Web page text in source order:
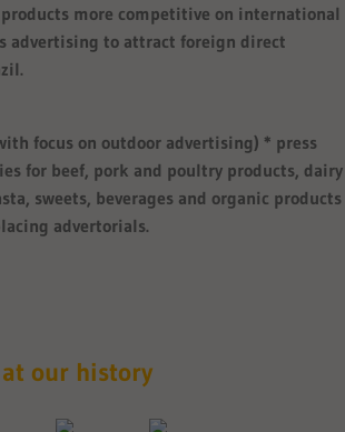
more competitive on international
advertising to attract foreign direct
focus on outdoor advertising) * press
for beef, pork and poultry products, dairy
sweets, beverages and organic products
advertorials.
our history